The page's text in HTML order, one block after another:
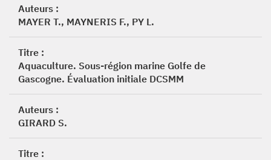
Auteurs :
MAYER T., MAYNERIS F., PY L.
Titre :
Aquaculture. Sous-région marine Golfe de
Gascogne. Évaluation initiale DCSMM
Auteurs :
GIRARD S.
Titre :